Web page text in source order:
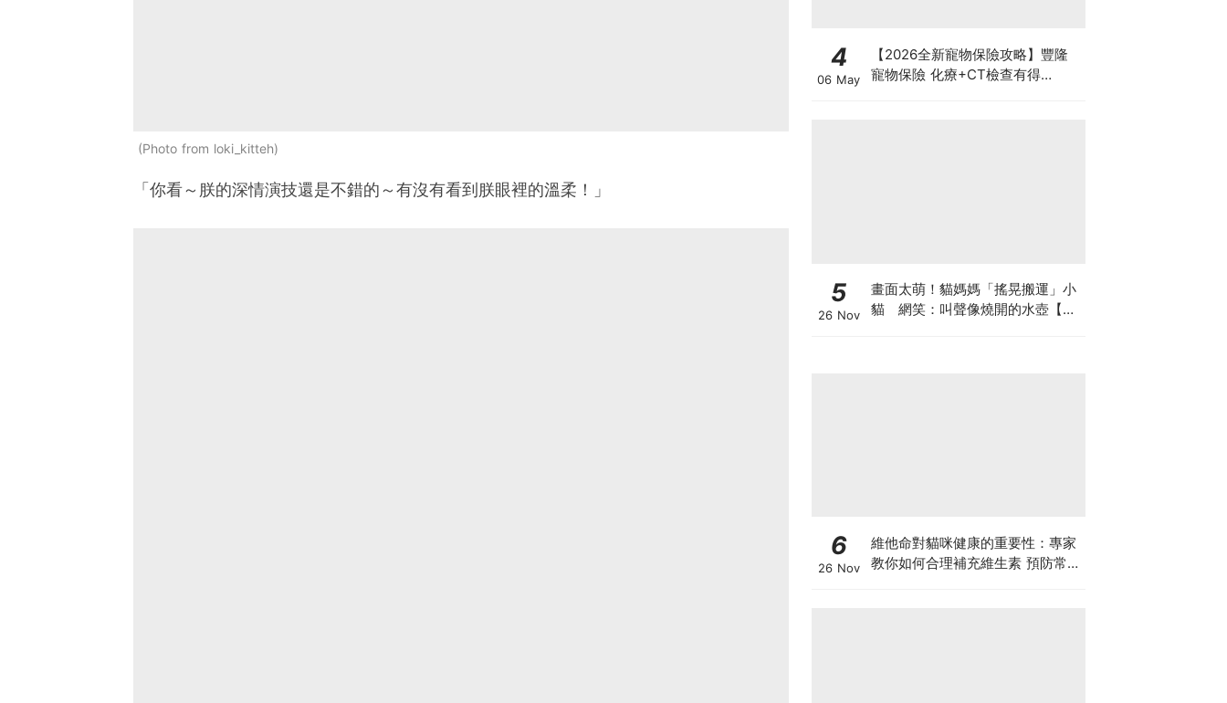
Photo from loki_kitteh
「你看～朕的深情演技還是不錯的～有沒有看到朕眼裡的溫柔！」
4
06 May
【2026全新寵物保險攻略】豐隆
寵物保險 化療+CT檢查有得
5
26 Nov
畫面太萌！貓媽媽「搖晃搬運」小
貓 網笑：叫聲像燒開的水壺【有
6
26 Nov
維他命對貓咪健康的重要性：專家
教你如何合理補充維生素 預防常見